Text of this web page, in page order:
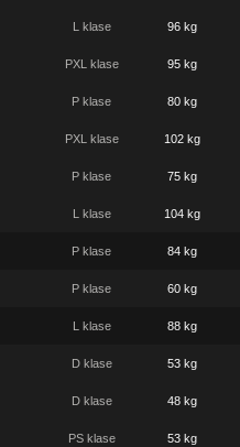
L klase 96 kg
PXL klase 95 kg
P klase 80 kg
PXL klase 102 kg
P klase 75 kg
L klase 104 kg
P klase 84 kg
P klase 60 kg
L klase 88 kg
D klase 53 kg
D klase 48 kg
PS klase 53 kg